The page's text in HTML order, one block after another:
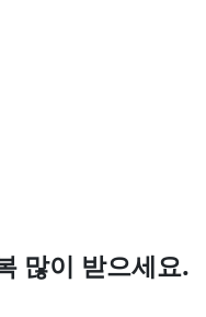
많이 받으세요.